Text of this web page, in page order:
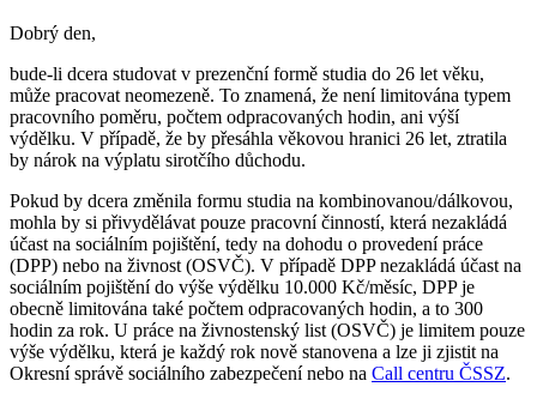
Dobrý den,
bude-li dcera studovat v prezenční formě studia do 26 let věku,
může pracovat neomezeně. To znamená, že není limitována typem
pracovního poměru, počtem odpracovaných hodin, ani výší
výdělku. V případě, že by přesáhla věkovou hranici 26 let, ztratila
by nárok na výplatu sirotčího důchodu.
Pokud by dcera změnila formu studia na kombinovanou/dálkovou,
mohla by si přivydělávat pouze pracovní činností, která nezakládá
účast na sociálním pojištění, tedy na dohodu o provedení práce
(DPP) nebo na živnost (OSVČ). V případě DPP nezakládá účast na
sociálním pojištění do výše výdělku 10.000 Kč/měsíc, DPP je
obecně limitována také počtem odpracovaných hodin, a to 300
hodin za rok. U práce na živnostenský list (OSVČ) je limitem pouze
výše výdělku, která je každý rok nově stanovena a lze ji zjistit na
Okresní správě sociálního zabezpečení nebo na Call centru ČSSZ.